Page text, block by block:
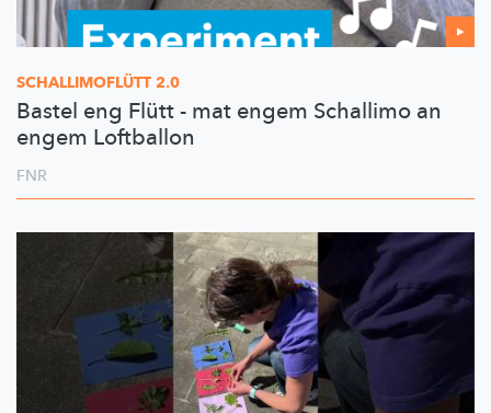
SCHALLIMOFLÜTT 2.0
Bastel eng Flütt - mat engem Schallimo an
engem Loftballon
FNR